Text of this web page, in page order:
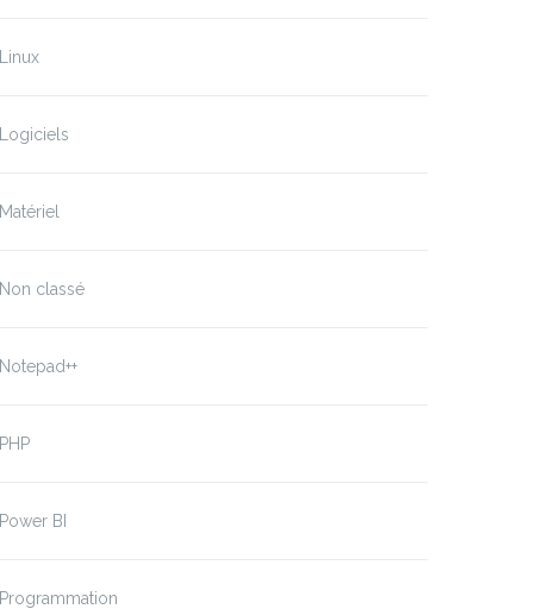
Linux
Logiciels
Matériel
Non classé
Notepad++
PHP
Power BI
Programmation